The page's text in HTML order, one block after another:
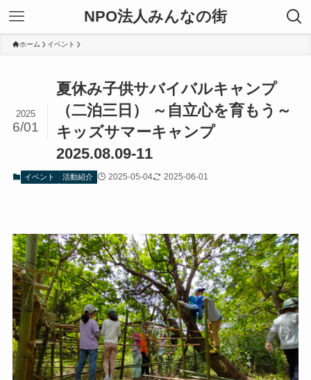
NPO法人みんなの街
ホーム イベント
夏休み子供サバイバルキャンプ
（二泊三日） ～自立心を育もう～
キッズサマーキャンプ
2025.08.09-11
2025
6/01
イベント 活動紹介 2025-05-04 2025-06-01